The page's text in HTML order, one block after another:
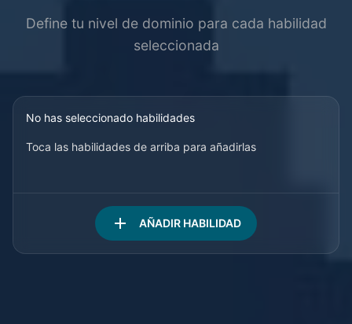
Define tu nivel de dominio para cada habilidad
seleccionada
No has seleccionado habilidades
Toca las habilidades de arriba para añadirlas
add AÑADIR HABILIDAD